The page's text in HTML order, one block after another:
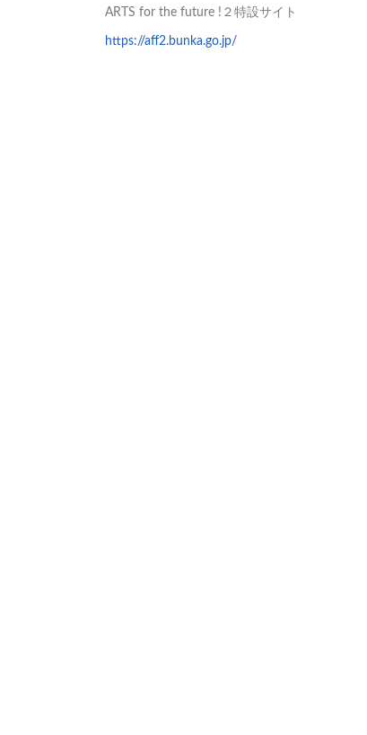
ARTS for the future !２特設サイト
https://aff2.bunka.go.jp/